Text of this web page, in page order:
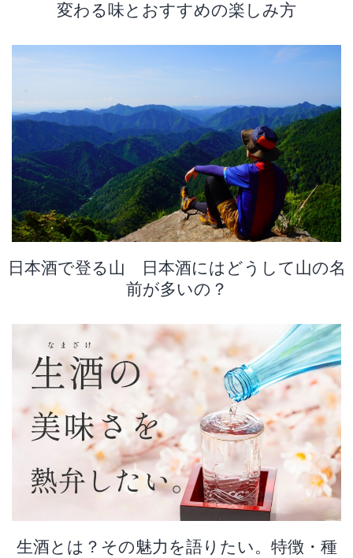
変わる味とおすすめの楽しみ方
日本酒で登る山 日本酒にはどうして山の名
前が多いの？
生酒とは？その魅力を語りたい。特徴・種